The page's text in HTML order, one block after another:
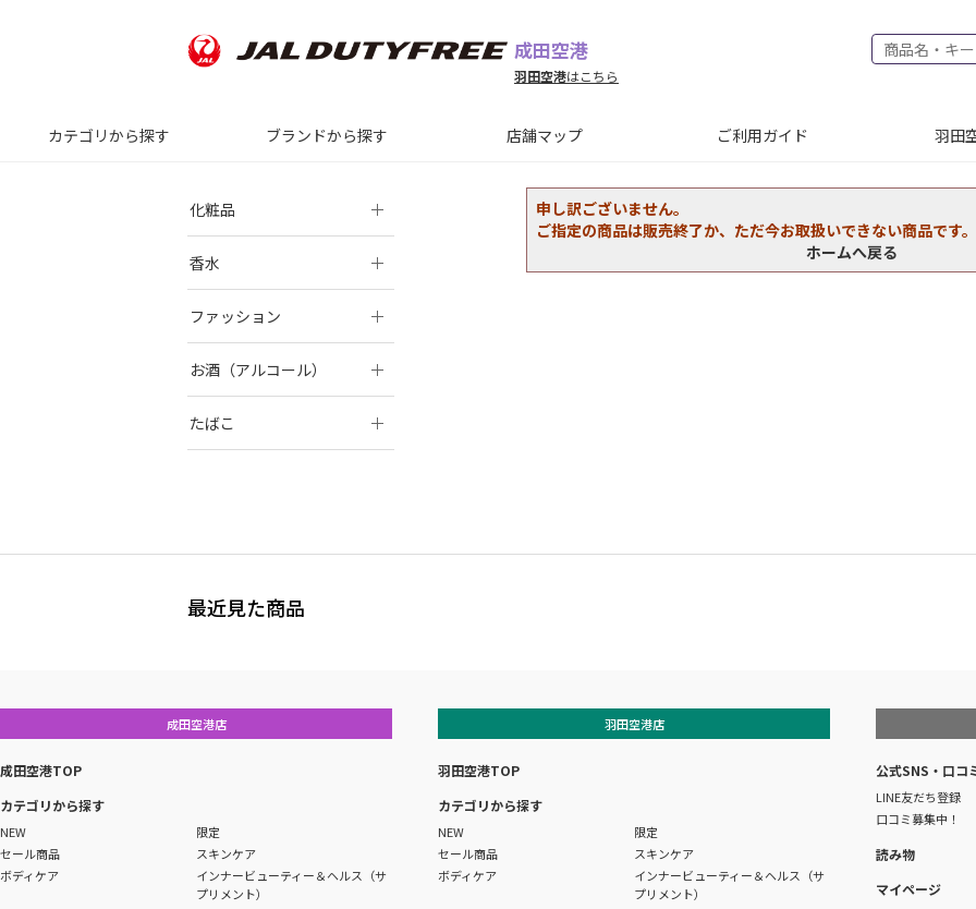
成田空港
羽田空港はこちら
カテゴリから探す ブランドから探す 店舗マップ ご利用ガイド 羽田
申し訳ございません。
ご指定の商品は販売終了か、ただ今お取扱いできない商品です。
ホームへ戻る
化粧品
香水
ファッション
お酒（アルコール）
たばこ
最近見た商品
成田空港店
成田空港TOP
カテゴリから探す
NEW
限定
セール商品
スキンケア
ボディケア
インナービューティー＆ヘルス（サ
プリメント）
羽田空港店
羽田空港TOP
カテゴリから探す
NEW
限定
セール商品
スキンケア
ボディケア
インナービューティー＆ヘルス（サ
プリメント）
公式SNS・口コ
LINE友だち登録
口コミ募集中！
読み物
マイページ